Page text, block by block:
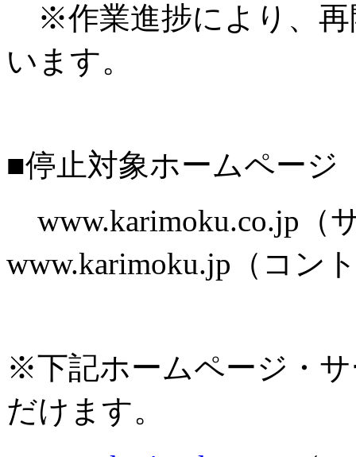
※作業進捗により、再
います。
■停止対象ホームページ
www.karimoku.co.jp（
www.karimoku.jp（コン
※下記ホームページ・
だけます。